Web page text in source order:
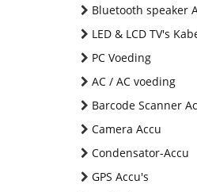
Bluetooth speaker
LED & LCD TV's
PC Voeding
AC / AC voeding
Barcode Scanner
Camera Accu
Condensator-Accu
GPS Accu's